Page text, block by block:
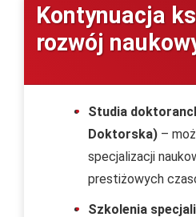
Kontynuacja
rozwój
Studia
Doktorska) –
specjalizacji
prestiżowych
Szkolenia